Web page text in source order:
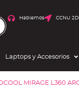
Hablemos CCNU
Laptops y Accesorios
MIRAGE L360